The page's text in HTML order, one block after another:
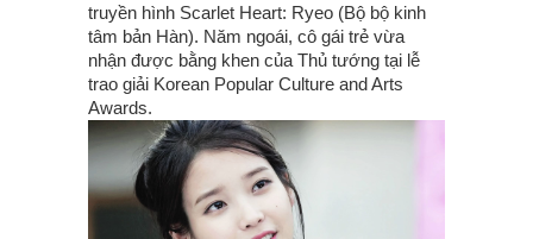
truyền hình Scarlet Heart: Ryeo (Bộ bộ kinh
tâm bản Hàn). Năm ngoái, cô gái trẻ vừa
nhận được bằng khen của Thủ tướng tại lễ
trao giải Korean Popular Culture and Arts
Awards.